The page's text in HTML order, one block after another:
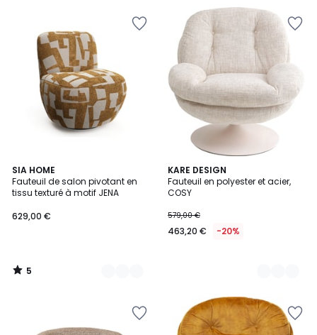
SIA HOME
Fauteuil de salon pivotant en
tissu texturé à motif JENA
629,00 €
5
/
5
5
Couleurs
5
/
KARE DESIGN
Fauteuil en polyester et acier,
COSY
579,00 €
463,20 € -20%
4
Couleurs